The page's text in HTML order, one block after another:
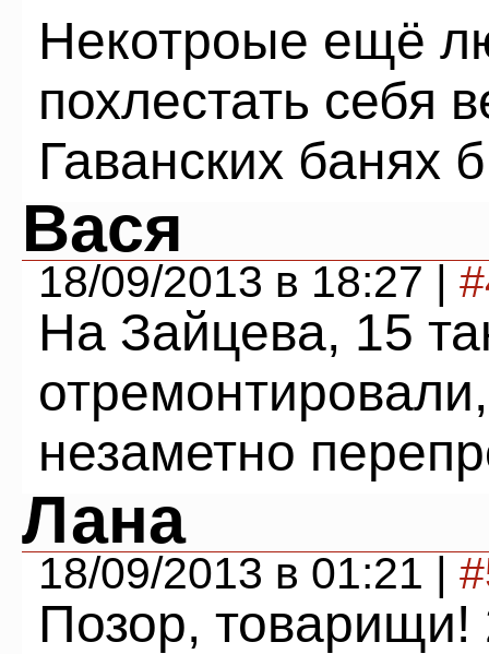
Некотроые ещё
похлестать себя
Гаванских банях
Вася
18/09/2013 в 18:27 |
На Зайцева, 15
незаметно
Лана
18/09/2013 в 01:21 |
Позор, товарищи!